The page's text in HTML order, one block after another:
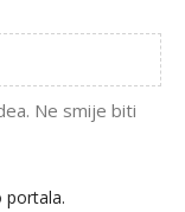
Ne smije biti
portala.